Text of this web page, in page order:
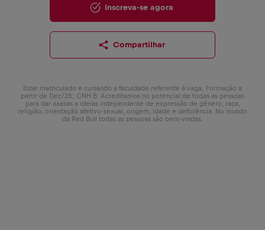
Inscreva-se agora
Compartilhar
Estar matriculado e cursando a faculdade referente á vaga; Formação a
partir de Dez/26; CNH B. Acreditamos no potencial de todas as pessoas
para dar aaasas a ideias independente de expressão de gênero, raça,
religião, orientação afetivo-sexual, origem, idade e deficiência. No mundo
da Red Bull todas as pessoas são bem-vindas.